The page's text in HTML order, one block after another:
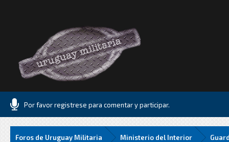
Por favor registrese para comentar y participar.
Foros de Uruguay Militaria Ministerio del Interior